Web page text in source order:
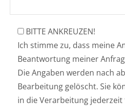
BITTE ANKREUZEN!
Ich stimme zu, dass meine
Beantwortung meiner
Die Angaben werden nach
Bearbeitung gelöscht. Sie
in die Verarbeitung